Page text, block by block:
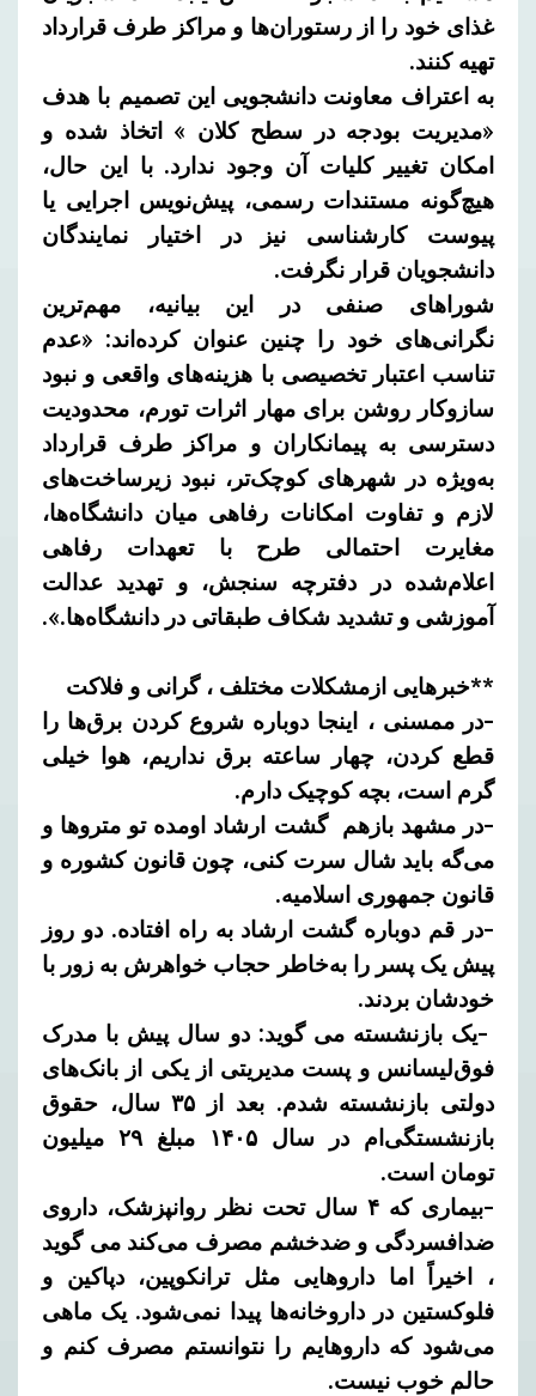
غذای خود را از رستوران‌ها و مراکز طرف قرارداد
تهیه کنند.
به اعتراف معاونت دانشجویی این تصمیم با هدف
«مدیریت بودجه در سطح کلان » اتخاذ شده و
امکان تغییر کلیات آن وجود ندارد. با این حال،
هیچ‌گونه مستندات رسمی، پیش‌نویس اجرایی یا
پیوست کارشناسی نیز در اختیار نمایندگان
دانشجویان قرار نگرفت.
شوراهای صنفی در این بیانیه، مهم‌ترین
نگرانی‌های خود را چنین عنوان کرده‌اند: «عدم
تناسب اعتبار تخصیصی با هزینه‌های واقعی و نبود
سازوکار روشن برای مهار اثرات تورم، محدودیت
دسترسی به پیمانکاران و مراکز طرف قرارداد
به‌ویژه در شهرهای کوچک‌تر، نبود زیرساخت‌های
لازم و تفاوت امکانات رفاهی میان دانشگاه‌ها،
مغایرت احتمالی طرح با تعهدات رفاهی
اعلام‌شده در دفترچه سنجش، و تهدید عدالت
آموزشی و تشدید شکاف طبقاتی در دانشگاه‌ها.».
**خبرهایی ازمشکلات مختلف ، گرانی و فلاکت
-در ممسنی ، اینجا دوباره شروع کردن برق‌ها را
قطع کردن، چهار ساعته برق نداریم، هوا خیلی
گرم است، بچه کوچیک دارم.
-در مشهد بازهم گشت ارشاد اومده تو متروها و
می‌گه باید شال سرت کنی، چون قانون کشوره و
قانون جمهوری اسلامیه.
-در قم دوباره گشت ارشاد به راه افتاده. دو روز
پیش یک پسر را به‌خاطر حجاب خواهرش به زور با
خودشان بردند.
-یک بازنشسته می گوید: دو سال پیش با مدرک
فوق‌لیسانس و پست مدیریتی از یکی از بانک‌های
دولتی بازنشسته شدم. بعد از ۳۵ سال، حقوق
بازنشستگی‌ام در سال ۱۴۰۵ مبلغ ۲۹ میلیون
تومان است.
-بیماری که ۴ سال تحت نظر روانپزشک، داروی
ضدافسردگی و ضدخشم مصرف می‌کند می گوید
، اخیراً اما داروهایی مثل ترانکوپین، دپاکین و
فلوکستین در داروخانه‌ها پیدا نمی‌شود. یک ماهی
می‌شود که داروهایم را نتوانستم مصرف کنم و
حالم خوب نیست.